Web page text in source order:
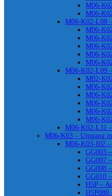
M06-
M06-
M06-K02-L08
M06-
M06-
M06-
M06-
M06-
M06-K02-L09
M02-
M06-
M06-
M06-
M06-
M06-
M06-K02-L11
M06-K03 – Umgang
M06-K03-I02 –
GG003
GG007
GG008
GG010
H5P –
H5P080